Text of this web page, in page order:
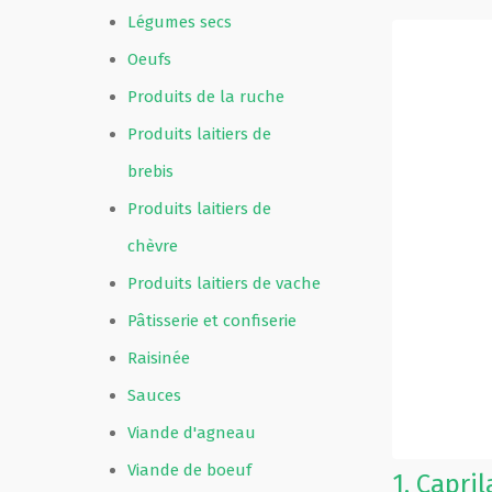
Légumes secs
Oeufs
Produits de la ruche
Produits laitiers de
brebis
Produits laitiers de
chèvre
Produits laitiers de vache
Pâtisserie et confiserie
Raisinée
Sauces
Viande d'agneau
Viande de boeuf
1.